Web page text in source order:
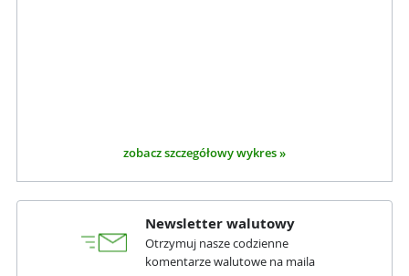
zobacz szczegółowy wykres »
Newsletter walutowy
Otrzymuj nasze codzienne
komentarze walutowe na maila